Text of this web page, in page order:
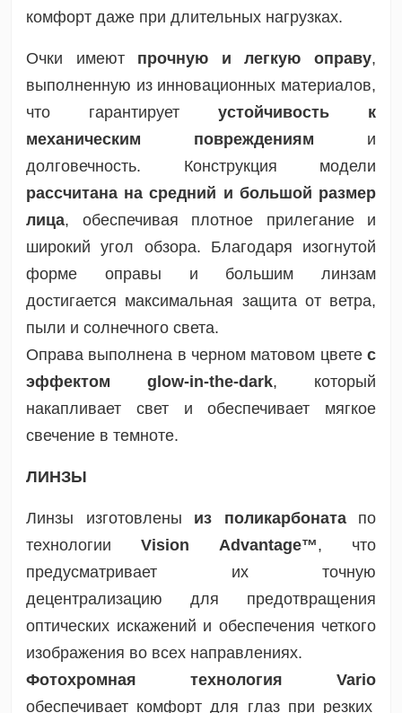
комфорт даже при длительных нагрузках.
Очки имеют прочную и легкую оправу,
выполненную из инновационных материалов,
что гарантирует устойчивость к
механическим повреждениям и
долговечность. Конструкция модели
рассчитана на средний и большой размер
лица, обеспечивая плотное прилегание и
широкий угол обзора. Благодаря изогнутой
форме оправы и большим линзам
достигается максимальная защита от ветра,
пыли и солнечного света.
Оправа выполнена в черном матовом цвете с
эффектом glow-in-the-dark, который
накапливает свет и обеспечивает мягкое
свечение в темноте.
ЛИНЗЫ
Линзы изготовлены из поликарбонатапо
технологииVision Advantage™, что
предусматривает их точную
децентрализацию для предотвращения
оптических искажений и обеспечения четкого
изображения во всех направлениях.
Фотохромная технология Vario
обеспечивает комфорт для глаз при резких